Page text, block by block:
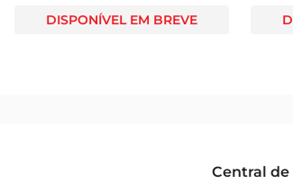
DISPONÍVEL EM BREVE
Central